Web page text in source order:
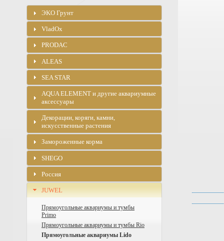
ЭKO Грунт
VladOx
PRODAC
ALEAS
SEA STAR
AQUA ELEMENT и другие аквариумные
аксессуары
Декорации, коряги, камни,
искусственные растения
Замороженные корма
SHEGO
Россия
JUWEL
Прямоугольные аквариумы и тумбы
Primo
Прямоугольные аквариумы и тумбы Rio
Прямоугольные аквариумы Lido